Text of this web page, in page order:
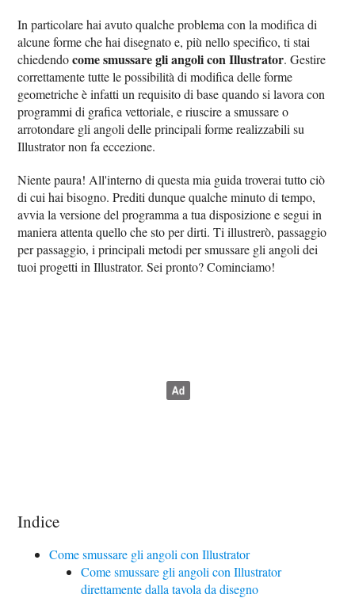
In particolare hai avuto qualche problema con la modifica di
alcune forme che hai disegnato e, più nello specifico, ti stai
chiedendocome smussare gli angoli con Illustrator. Gestire
correttamente tutte le possibilità di modifica delle forme
geometriche è infatti un requisito di base quando si lavora con
programmi di grafica vettoriale, e riuscire a smussare o
arrotondare gli angoli delle principali forme realizzabili su
Illustrator non fa eccezione.
Niente paura! All'interno di questa mia guida troverai tutto ciò
di cui hai bisogno. Prediti dunque qualche minuto di tempo,
avvia la versione del programma a tua disposizione e segui in
maniera attenta quello che sto per dirti. Ti illustrerò, passaggio
per passaggio, i principali metodi per smussare gli angoli dei
tuoi progetti in Illustrator. Sei pronto? Cominciamo!
Indice
Come smussare gli angoli con Illustrator
Come smussare gli angoli con Illustrator
direttamente dalla tavola da disegno